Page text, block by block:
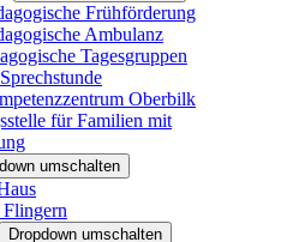
Frühförderung
Ambulanz
Tagesgruppen
Oberbilk
für Familien mit
umschalten
Flingern
Dropdown umschalten